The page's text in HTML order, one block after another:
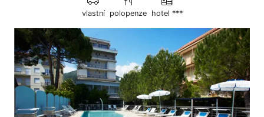
vlastní polopenze hotel ***